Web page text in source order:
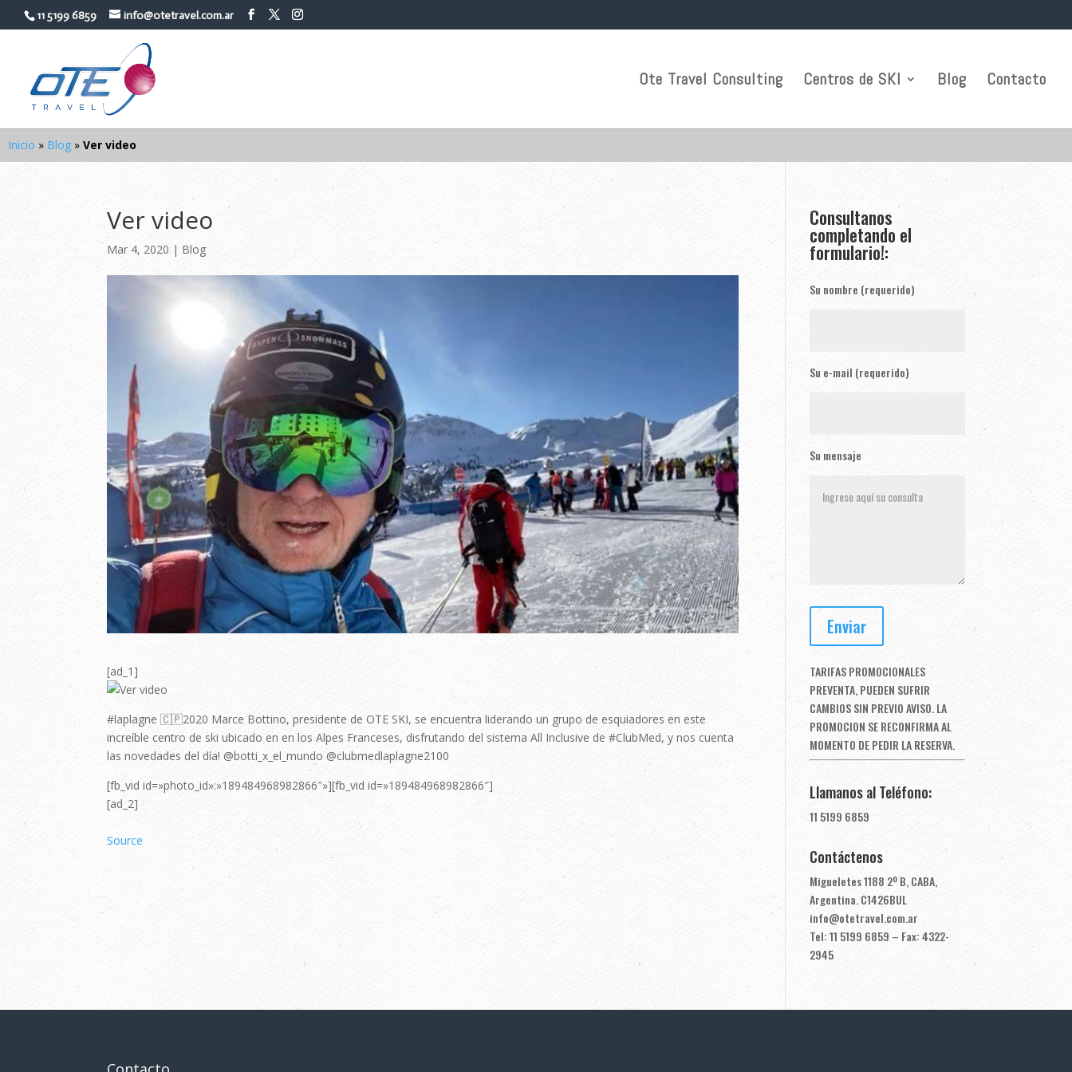
11 5199 6859 info@otetravel.com.ar
Ote Travel Consulting Centros de SKI Blog Contacto
Inicio » Blog » Ver video
Ver video
Mar 4, 2020 | Blog
[ad_1]
#laplagne 🇨🇵2020 Marce Bottino, presidente de OTE SKI, se encuentra liderando un grupo de esquiadores en este
increíble centro de ski ubicado en en los Alpes Franceses, disfrutando del sistema All Inclusive de #ClubMed, y nos cuenta
las novedades del día! @botti_x_el_mundo @clubmedlaplagne2100
[fb_vid id=»photo_id»:»189484968982866″»][fb_vid id=»189484968982866″]
[ad_2]
Source
Consultanos
completando el
formulario!:
Su nombre (requerido)
Su e-mail (requerido)
Su mensaje
TARIFAS PROMOCIONALES
PREVENTA, PUEDEN SUFRIR
CAMBIOS SIN PREVIO AVISO. LA
PROMOCION SE RECONFIRMA AL
MOMENTO DE PEDIR LA RESERVA.
Llamanos al Teléfono:
11 5199 6859
Contáctenos
Migueletes 1188 2º B, CABA,
Argentina. C1426BUL
info@otetravel.com.ar
Tel: 11 5199 6859 – Fax: 4322-
2945